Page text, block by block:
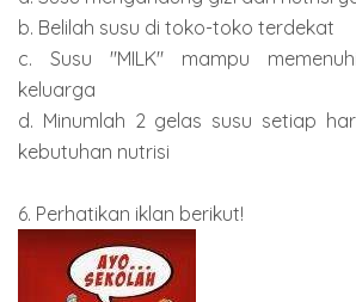
b. Belilah susu di toko-toko terdekat
c. Susu "MILK" mampu
keluarga
d. Minumlah 2 gelas susu setiap
kebutuhan nutrisi
6. Perhatikan iklan berikut!